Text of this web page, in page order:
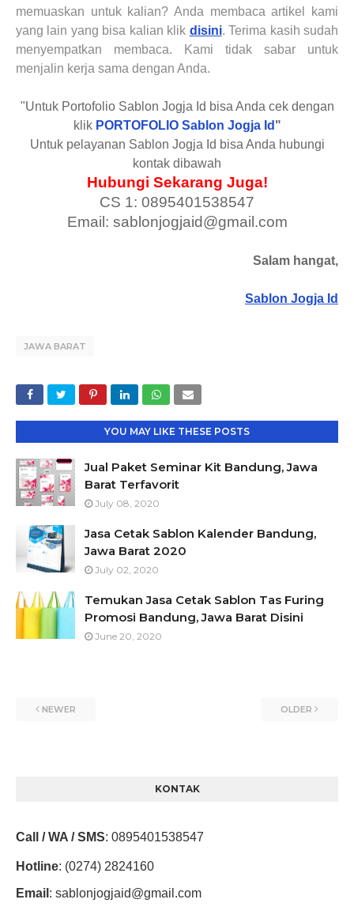
memuaskan untuk kalian? Anda membaca artikel kami
yang lain yang bisa kalian klik disini. Terima kasih sudah
menyempatkan membaca. Kami tidak sabar untuk
menjalin kerja sama dengan Anda.
"Untuk Portofolio Sablon Jogja Id bisa Anda cek dengan
klik PORTOFOLIO Sablon Jogja Id "
Untuk pelayanan Sablon Jogja Id bisa Anda hubungi
kontak dibawah
Hubungi Sekarang Juga!
CS 1: 0895401538547
Email: sablonjogjaid@gmail.com
Salam hangat,
Sablon Jogja Id
JAWA BARAT
YOU MAY LIKE THESE POSTS
Jual Paket Seminar Kit Bandung, Jawa
Barat Terfavorit
July 08, 2020
Jasa Cetak Sablon Kalender Bandung,
Jawa Barat 2020
July 02, 2020
Temukan Jasa Cetak Sablon Tas Furing
Promosi Bandung, Jawa Barat Disini
June 20, 2020
NEWER OLDER
KONTAK
Call / WA / SMS: 0895401538547
Hotline: (0274) 2824160
Email : sablonjogjaid@gmail.com